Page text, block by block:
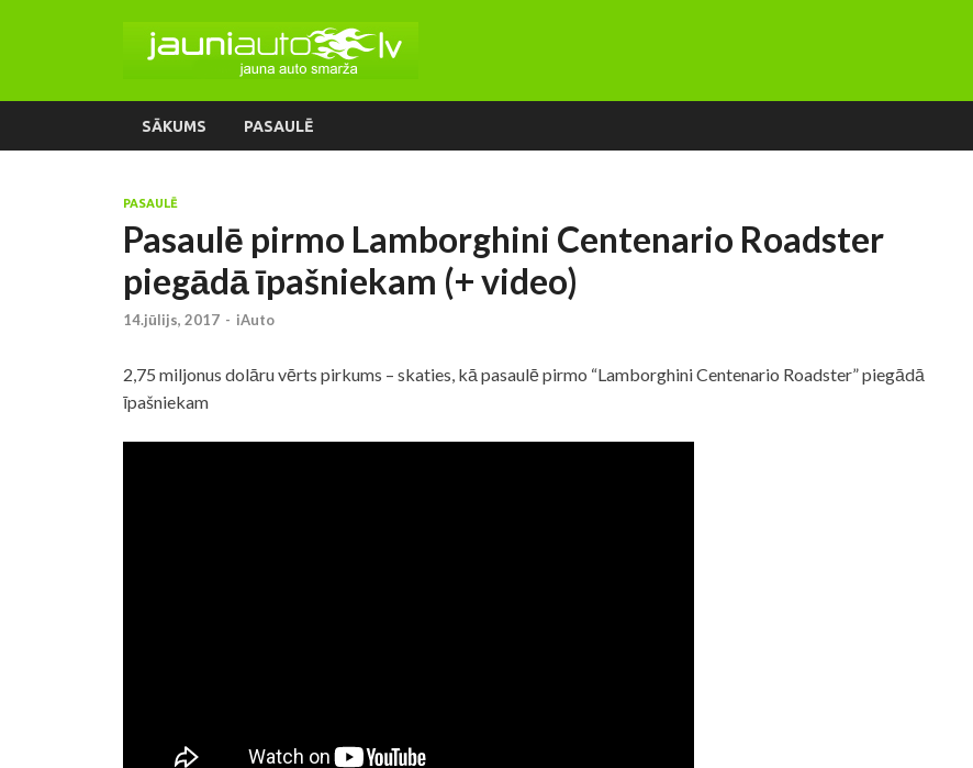
SĀKUMS PASAULĒ
PASAULĒ
Pasaulē pirmo Lamborghini Centenario Roadster
piegādā īpašniekam (+ video)
14.jūlijs, 2017 - iAuto
2,75 miljonus dolāru vērts pirkums – skaties, kā pasaulē pirmo “Lamborghini Centenario Roadster” piegādā
īpašniekam